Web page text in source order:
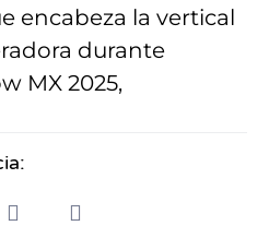
encabeza la vertical
durante
MX 2025,